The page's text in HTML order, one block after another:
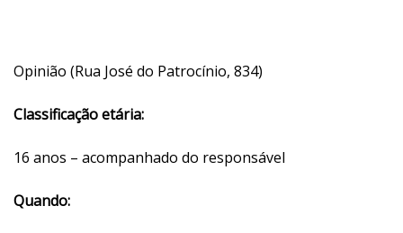
Opinião (Rua José do Patrocínio, 834)
Classificação etária:
16 anos – acompanhado do responsável
Quando: